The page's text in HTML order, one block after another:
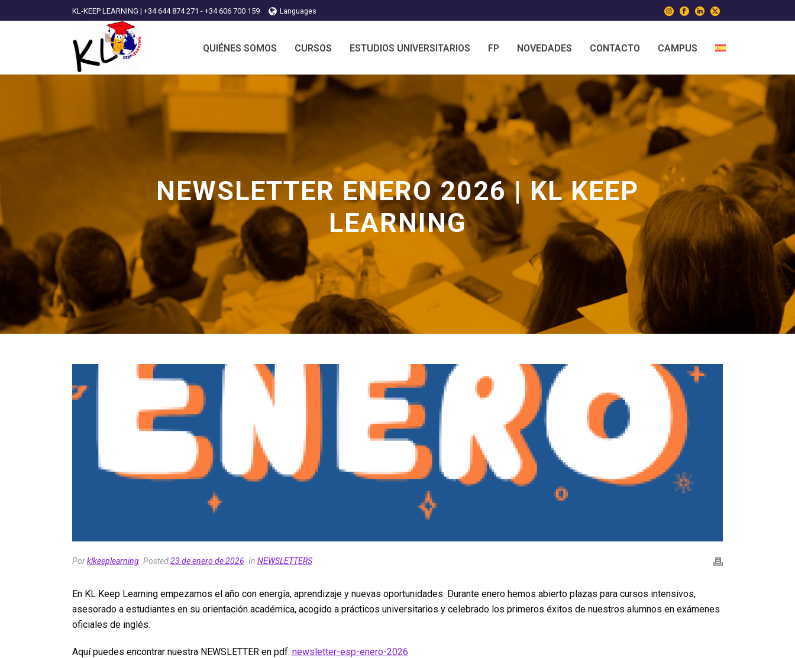
KL-KEEP LEARNING | +34 644 874 271 - +34 606 700 159 Languages
QUIÉNES SOMOS CURSOS ESTUDIOS UNIVERSITARIOS FP NOVEDADES CONTACTO CAMPUS
NEWSLETTER ENERO 2026 | KL KEEP
LEARNING
Porklkeeplearning Posted23 de enero de 2026 In NEWSLETTERS
En KL Keep Learning empezamos el año con energía, aprendizaje y nuevas oportunidades. Durante enero hemos abierto plazas para cursos intensivos,
asesorado a estudiantes en su orientación académica, acogido a prácticos universitarios y celebrado los primeros éxitos de nuestros alumnos en exámenes
oficiales de inglés.
Aquí puedes encontrar nuestra NEWSLETTER en pdf: newsletter-esp-enero-2026